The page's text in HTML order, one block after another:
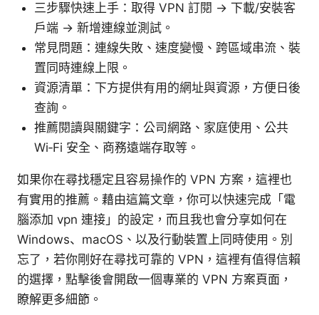
三步驟快速上手：取得 VPN 訂閱 → 下載/安裝客
戶端 → 新增連線並測試。
常見問題：連線失敗、速度變慢、跨區域串流、裝
置同時連線上限。
資源清單：下方提供有用的網址與資源，方便日後
查詢。
推薦閱讀與關鍵字：公司網路、家庭使用、公共
Wi‑Fi 安全、商務遠端存取等。
如果你在尋找穩定且容易操作的 VPN 方案，這裡也
有實用的推薦。藉由這篇文章，你可以快速完成「電
腦添加 vpn 連接」的設定，而且我也會分享如何在
Windows、macOS、以及行動裝置上同時使用。別
忘了，若你剛好在尋找可靠的 VPN，這裡有值得信賴
的選擇，點擊後會開啟一個專業的 VPN 方案頁面，
瞭解更多細節。